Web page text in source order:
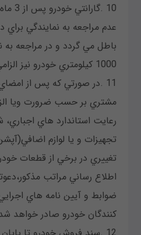
10
عدم مراجعه به نمايندگي
باطل مي گردد و در مراجعه به
1000 كيلومتري خودرو نيز الزامي است.
11 .در صورتي كه پس از
مشتري بر حسب ضرورت ويا
رعايت استاندارد هاي
تجهيزات و يا لوازم
تغييري در برخي از قطعات
اطلاع رساني مراتب
ضوابط و آيين نامه هاي
كنندگان خودرو صادر خواهد